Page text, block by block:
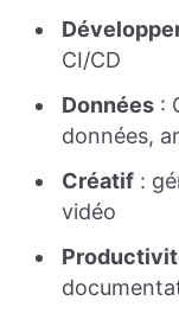
CI/CD
Données :
données,
Créatif :
vidéo